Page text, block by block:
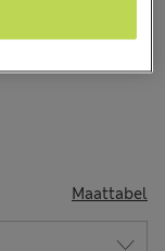
Maattabel